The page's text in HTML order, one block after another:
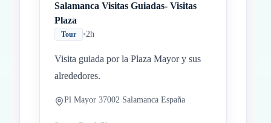
Salamanca Visitas Guiadas- Visitas
Plaza
Tour •2h
Visita guiada por la Plaza Mayor y sus
alrededores.
Pl Mayor 37002 Salamanca España